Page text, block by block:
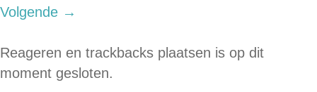
Volgende →
Reageren en trackbacks plaatsen is op dit
moment gesloten.